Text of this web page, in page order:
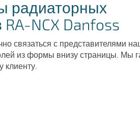
радиаторных
NCX Danfoss
связаться с представителями
из формы внизу страницы. Мы
клиенту.